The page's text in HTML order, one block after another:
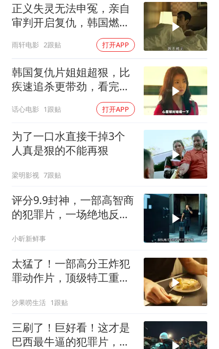
正义失灵无法申冤，亲自
审判开启复仇，韩国燃爽
雨轩电影 2跟贴 打开APP
韩国复仇片姐姐超狠，比
疾速追杀更带劲，看完三
话心电影 1跟贴 打开APP
为了一口水直接干掉3个
人真是狠的不能再狠
梁明影视 7跟贴
评分9.9封神，一部高智商
的犯罪片，一场绝地反
小昕新鲜事
太猛了！一部高分王炸犯
罪动作片，顶级特工重出
沙果唠生活 1跟贴
三刷了！巨好看！这才是
巴西最牛逼的犯罪片，史